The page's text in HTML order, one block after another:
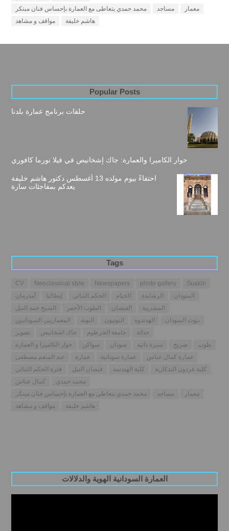
محمد حمدي يتعاطى مع العمارة بإحساس فنان مبتكر
مساجد
معمار
مواقف و مشاهد
هاشم خليفة
Popular Posts
حلقات برنامج عمارة بلدنا
حوار الكاميرا والعمارة: جاك إشخانيص في فيلا نورما كافوري
احتفاءً بيوم مولده 13 أغسطس دكتور هاشم خليفة
يعدكم بمفاجئات سارة
Tags
CV Neoclassical style Newspapers photo gallery
Suakin
أمدرمان
إيطاليا الحكم الثنائي الخيام الرشايدة
السودان
الشيخ حمد النيل
الطوب الأحمر الفيضان
المشربية
المعماريين السودانيين
النوبة النوبيون الهدندوة
بيوت السودان
تصوير
جاك اشخانيص جامعة الخرطوم
حداثة
حوار الكاميرا و العمارة
سواكن سودان سيرة ذاتية ضريح
طوب
عبد المنعم مصطفى
عمارة عمارة سودانية
عمارة كمال عباس
فترة الحكم الثنائي
فيضان النيل كلية الهندسة
كلية غردون التذكارية
كمال عباس
محمد حمدي
محمد حمدي يتعاطى مع العمارة بإحساس فنان مبتكر
مساجد
معمار
مواقف و مشاهد
هاشم خليفة
العمارة السودانية الهوية والدلالات